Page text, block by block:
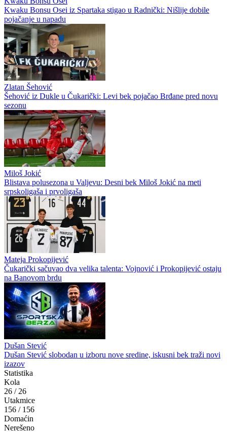
Kwaku Bonsu Osei iz Spartaka stigao u Radnički: Nišlije dobile
pojačanje u napadu
Zlatan Šehović
Šehović iz Dukle u Čukarički: Levi bek pojačao Brđane pred novu
sezonu
Miloš Jokić
Blistava polusezona u Valjevu: Desni bek Miloš Jokić na meti
srpskoligaša i prvoligaša
Mateja Prokopijević
Čukarički sačuvao dva velika talenta: Vojnović i Prokopijević ostaju
na Banovom brdu
Dušan Stević
Dušan Stević slobodan u izboru nove sredine, iskusni bek traži novi
izazov
Statistika
Kola
26 / 26
Utakmice
156 / 156
Domaćin
Nerešeno